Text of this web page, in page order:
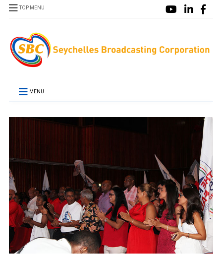
TOP MENU
MENU